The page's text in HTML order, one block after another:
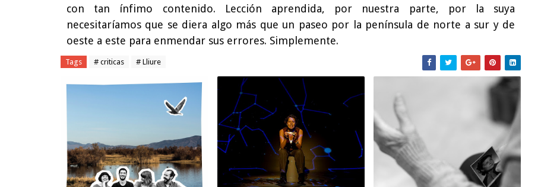
con tan ínfimo contenido. Lección aprendida, por nuestra parte, por la suya
necesitaríamos que se diera algo más que un paseo por la península de norte a sur y de
oeste a este para enmendar sus errores. Simplemente.
Tags # criticas # Lliure